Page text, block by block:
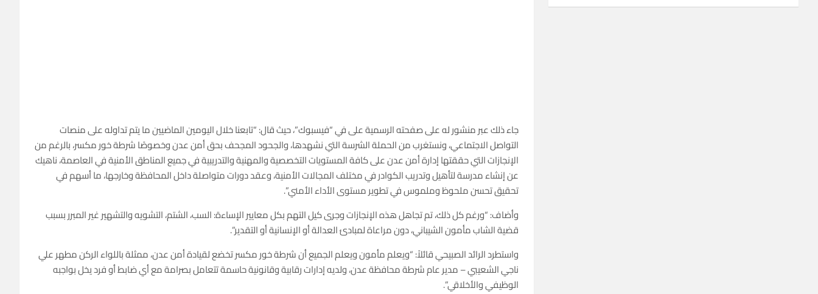
جاء ذلك عبر منشور له على صفحته الرسمية على في “فيسبوك”، حيث قال: “تابعنا خلال اليومين الماضيين ما يتم تداوله على منصات
التواصل الاجتماعي، ونستغرب من الحملة الشرسة التي نشهدها، والجحود المجحف بحق أمن عدن وخصوصًا شرطة خور مكسر، بالرغم من
الإنجازات التي حققتها إدارة أمن عدن على كافة المستويات التخصصية والمهنية والتدريبية في جميع المناطق الأمنية في العاصمة، ناهيك
عن إنشاء مدرسة لتأهيل وتدريب الكوادر في مختلف المجالات الأمنية، وعقد دورات متواصلة داخل المحافظة وخارجها، ما أسهم في
تحقيق تحسن ملحوظ وملموس في تطوير مستوى الأداء الأمني”.
وأضاف: “ورغم كل ذلك، تم تجاهل هذه الإنجازات وجرى كيل التهم بكل معايير الإساءة: السب، الشتم، التشويه والتشهير غير المبرر بسبب
قضية الشاب مأمون الشيباني، دون مراعاة لمبادئ العدالة أو الإنسانية أو التقدير”.
واستطرد الرائد الصبيحي قائلاً: “ويعلم مأمون ويعلم الجميع أن شرطة خور مكسر تخضع لقيادة أمن عدن، ممثلة باللواء الركن مطهر علي
ناجي الشعيبي – مدير عام شرطة محافظة عدن، ولديه إدارات رقابية وقانونية حاسمة تتعامل بصرامة مع أي ضابط أو فرد يخل بواجبه
الوظيفي والأخلاقي”.